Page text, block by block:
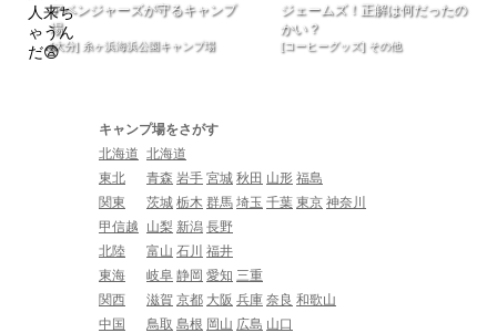
アベンジャーズが守るキャンプ
場
[大分] 糸ヶ浜海浜公園キャンプ場
ジェームズ！正解は何だったの
かい？
[コーヒーグッズ] その他
キャンプ場をさがす
北海道 北海道
東北
青森 岩手 宮城 秋田 山形 福島
関東
茨城 栃木 群馬 埼玉 千葉 東京 神奈川
甲信越
山梨 新潟 長野
北陸
富山 石川 福井
東海
岐阜 静岡 愛知 三重
関西
滋賀 京都 大阪 兵庫 奈良 和歌山
中国
鳥取 島根 岡山 広島 山口